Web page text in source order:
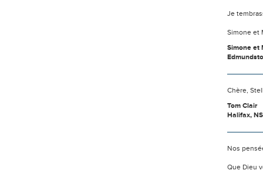
Je
Simone et
Simone et
Chère,
Tom Clair
Halifax, NS
Nos
Que Dieu